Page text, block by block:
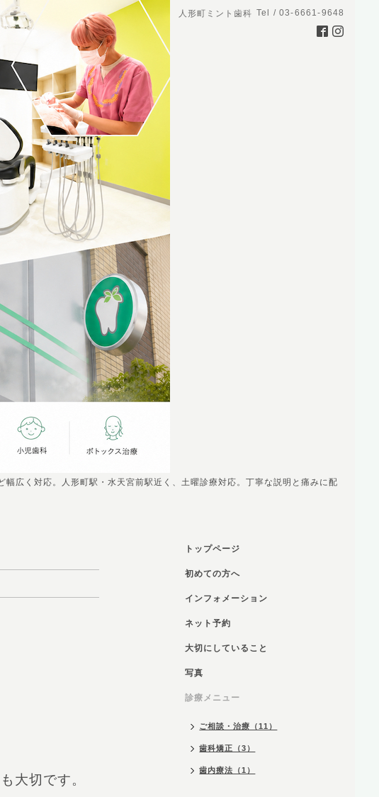
人形町ミント歯科 Tel / 03-6661-9648
広く対応。人形町駅・水天宮前駅近く、土曜診療対応。丁寧な説明と痛みに配
大切です。
トップページ
初めての方へ
インフォメーション
ネット予約
大切にしていること
写真
診療メニュー
ご相談・治療（11）
歯科矯正（3）
歯内療法（1）